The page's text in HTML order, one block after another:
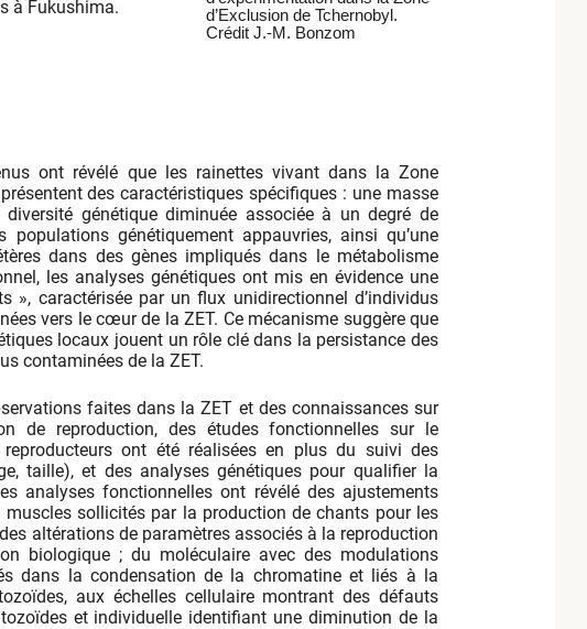
d’Exclusion de Tchernobyl.
Crédit J.-M. Bonzom
à Fukushima.
ont révélé que les rainettes vivant dans la Zone
des caractéristiques spécifiques : une masse
diversité génétique diminuée associée à un degré de
populations génétiquement appauvries, ainsi qu’une
dans des gènes impliqués dans le métabolisme
les analyses génétiques ont mis en évidence une
», caractérisée par un flux unidirectionnel d’individus
vers le cœur de la ZET. Ce mécanisme suggère que
locaux jouent un rôle clé dans la persistance des
contaminées de la ZET.
faites dans la ZET et des connaissances sur
de reproduction, des études fonctionnelles sur le
ont été réalisées en plus du suivi des
taille), et des analyses génétiques pour qualifier la
analyses fonctionnelles ont révélé des ajustements
sollicités par la production de chants pour les
altérations de paramètres associés à la reproduction
biologique ; du moléculaire avec des modulations
dans la condensation de la chromatine et liés à la
aux échelles cellulaire montrant des défauts
et individuelle identifiant une diminution de la